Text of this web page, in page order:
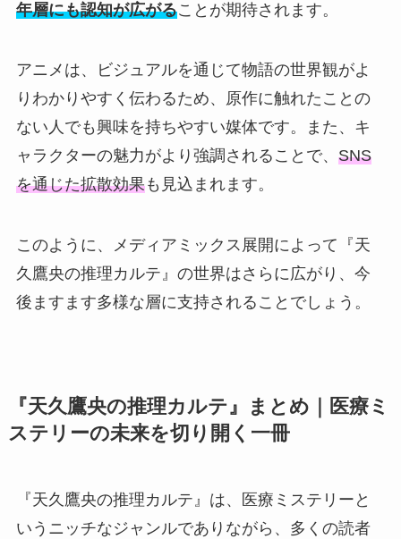
年層にも認知が広がることが期待されます。
アニメは、ビジュアルを通じて物語の世界観がよ
りわかりやすく伝わるため、原作に触れたことの
ない人でも興味を持ちやすい媒体です。また、キ
ャラクターの魅力がより強調されることで、 SNS
を通じた拡散効果も見込まれます。
このように、メディアミックス展開によって『天
久鷹央の推理カルテ』の世界はさらに広がり、今
後ますます多様な層に支持されることでしょう。
『天久鷹央の推理カルテ』まとめ｜医療ミ
ステリーの未来を切り開く一冊
『天久鷹央の推理カルテ』は、医療ミステリーと
いうニッチなジャンルでありながら、多くの読者